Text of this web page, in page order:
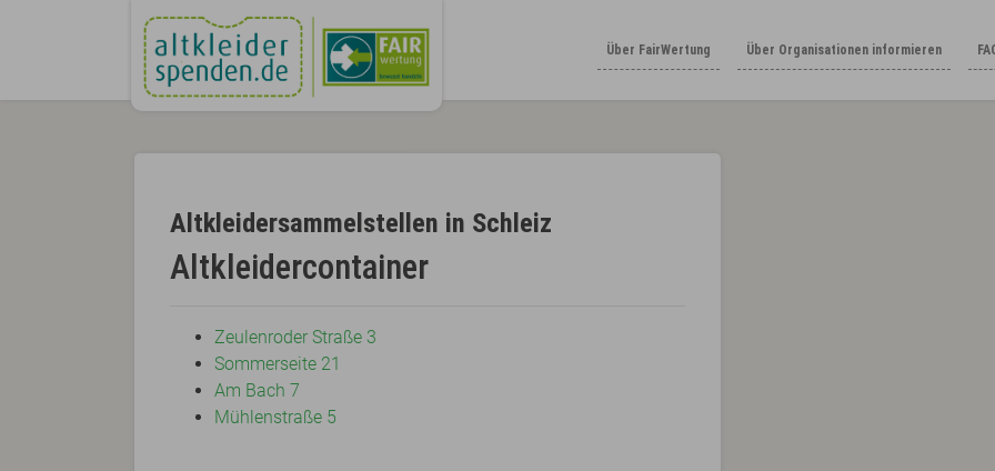
Über FairWertung Über Organisationen informieren
Altkleidersammelstellen in Schleiz
Altkleidercontainer
Zeulenroder Straße 3
Sommerseite 21
Am Bach 7
Mühlenstraße 5